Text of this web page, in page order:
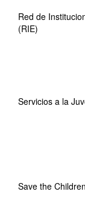
Red de
(RIE)
Servicios a la
Save the